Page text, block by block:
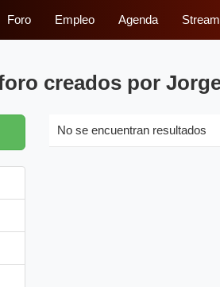
Foro Empleo Agenda
creados por
No se encuentran resultados